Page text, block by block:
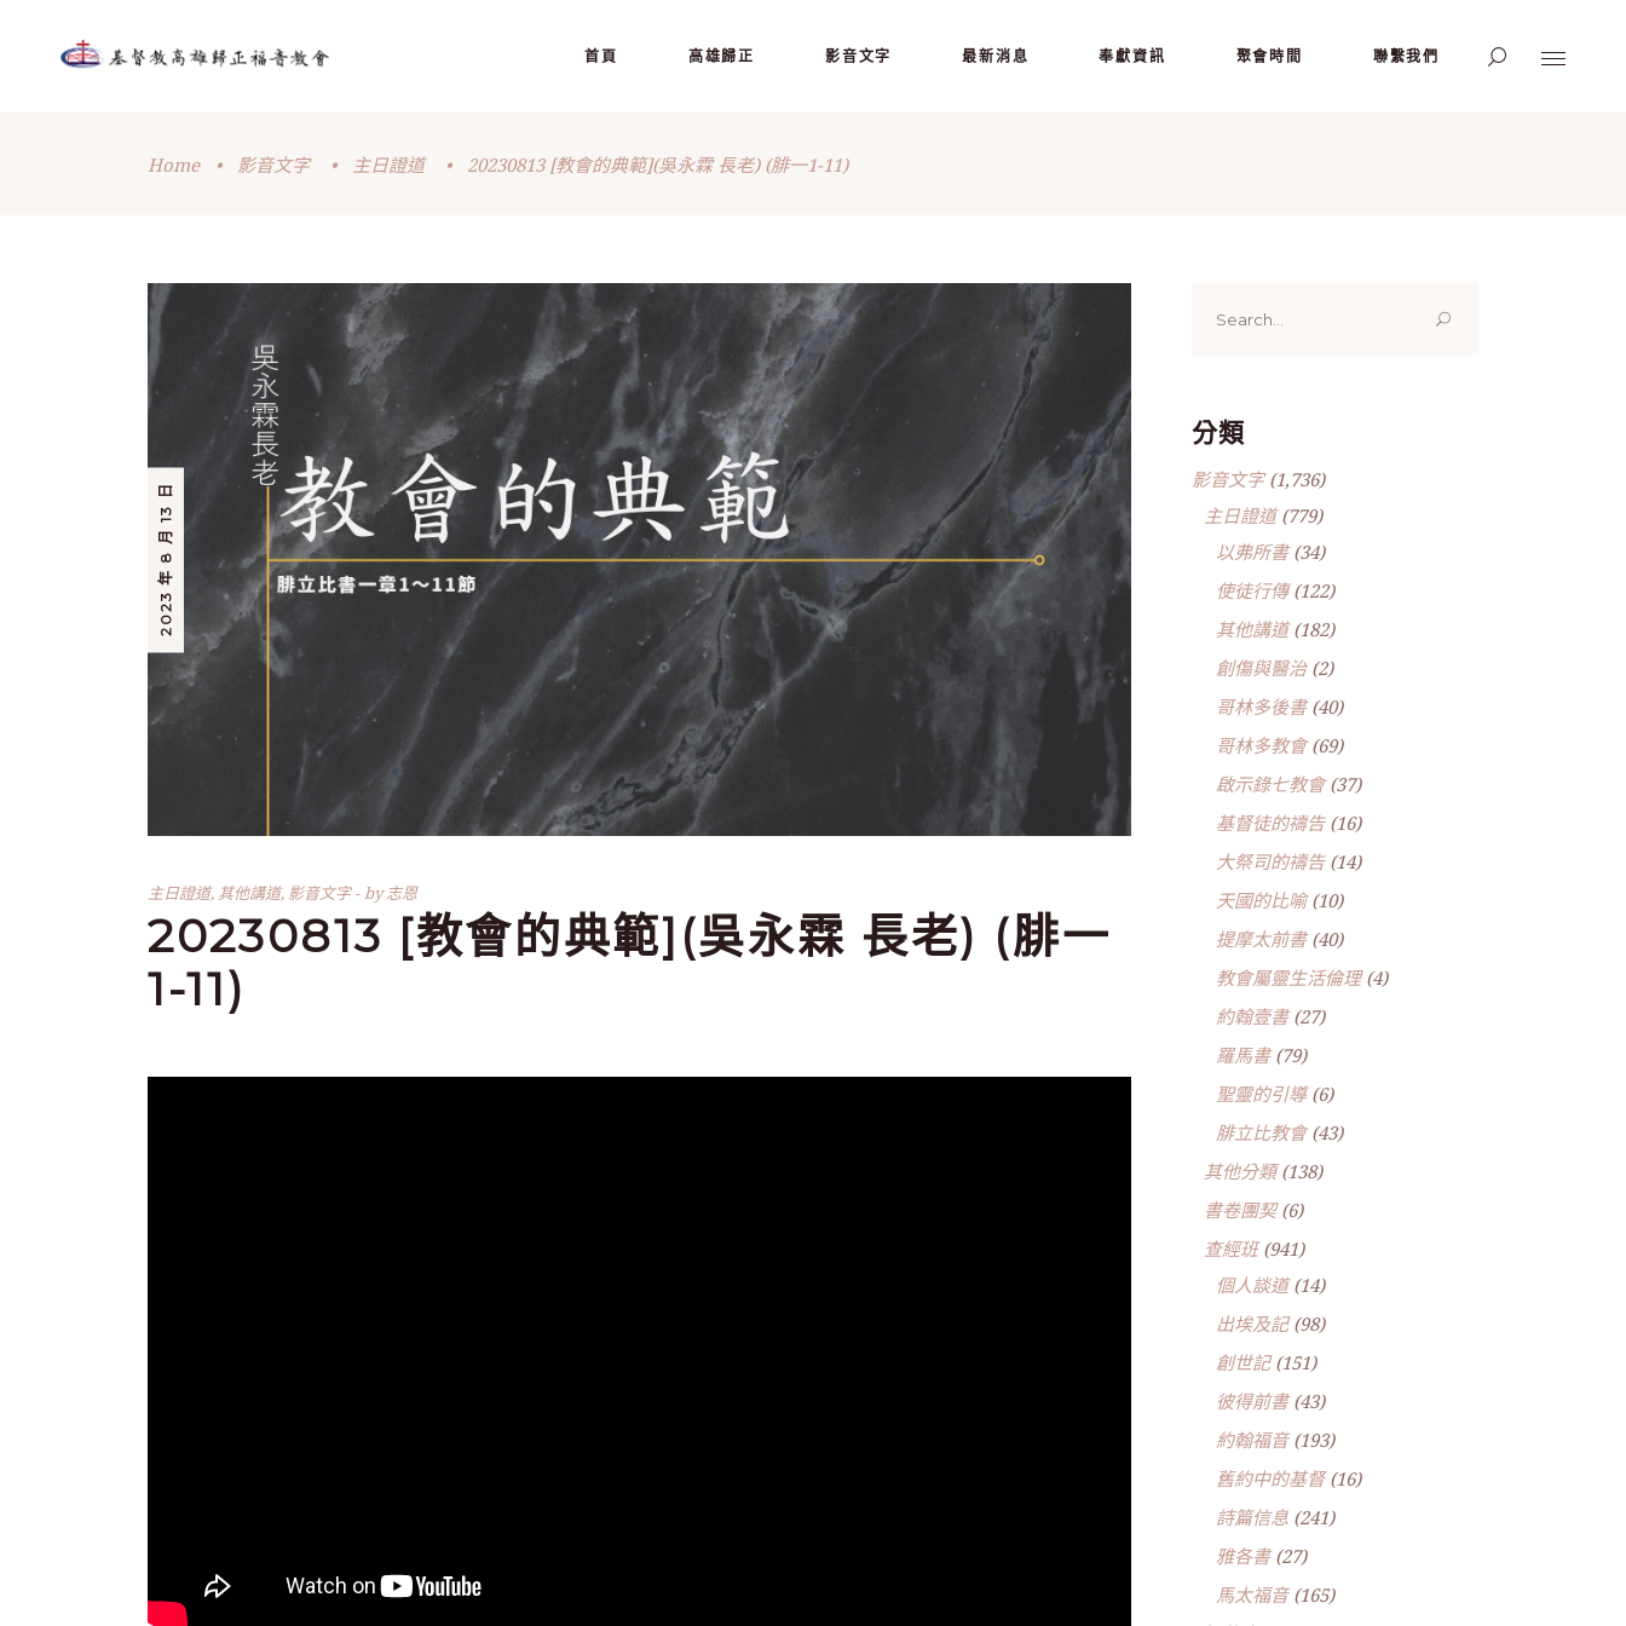
首頁 高雄歸正 影音文字 最新消息 奉獻資訊 聚會時間 聯繫我們
Home • 影音文字 • 主日證道 • 20230813 [教會的典範](吳永霖 長老) (腓一1-11)
2023 年 8 月 13 日
主日證道, 其他講道, 影音文字 by志恩
20230813 [教會的典範](吳永霖 長老) (腓一
1-11)
for:
分類
影音文字(1,736)
主日證道(779)
以弗所書(34)
使徒行傳(122)
其他講道(182)
創傷與醫治(2)
哥林多後書(40)
哥林多教會(69)
啟示錄七教會(37)
基督徒的禱告(16)
大祭司的禱告(14)
天國的比喻(10)
提摩太前書(40)
教會屬靈生活倫理(4)
約翰壹書(27)
羅馬書(79)
聖靈的引導(6)
腓立比教會(43)
其他分類(138)
書卷團契(6)
查經班(941)
個人談道(14)
出埃及記(98)
創世記(151)
彼得前書(43)
約翰福音(193)
舊約中的基督(16)
詩篇信息(241)
雅各書(27)
馬太福音(165)